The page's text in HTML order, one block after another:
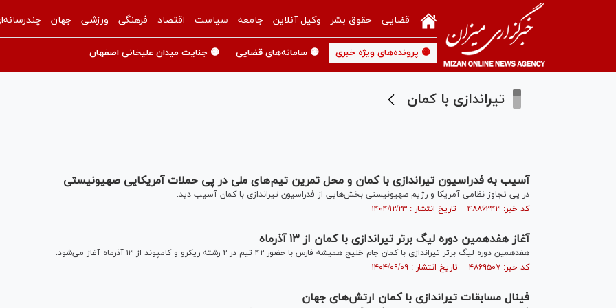
قضایی حقوق بشر وکیل آنلاین جامعه سیاست اقتصاد فرهنگی ورزشی جهان
🟡 پرونده‌های ویژه خبری 🟡 سامانه‌های قضایی 🟡 جنایت میدان علیخانی اصفهان
تیراندازی با کمان
آسیب به فدراسیون تیراندازی با کمان و محل تمرین تیم‌های ملی در پی حملات آمریکایی صهیونیستی
در پی تجاوز نظامی آمریکا و رژیم صهیونیستی بخش‌هایی از فدراسیون تیراندازی با کمان آسیب دید.
کد خبر: ۴۸۸۶۳۴۳ تاریخ انتشار : ۱۴۰۴/۱۲/۲۳
آغاز هفدهمین دوره لیگ برتر تیراندازی با کمان از ۱۳ آذرماه
هفدهمین دوره لیگ برتر تیراندازی با کمان جام خلیج همیشه فارس با حضور ۴۲ تیم در ۲ رشته ریکرو و کامپوند از ۱۳ آذرماه آغاز می‌شود.
کد خبر: ۴۸۶۹۵۰۷ تاریخ انتشار : ۱۴۰۴/۰۹/۰۹
فینال مسابقات تیراندازی با کمان ارتش‌های جهان